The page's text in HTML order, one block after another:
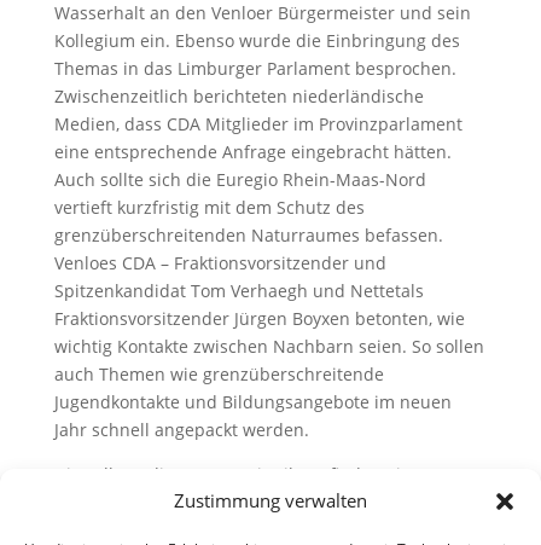
Zustimmung verwalten
Wasserhalt an den Venloer Bürgermeister und sein
Kollegium ein. Ebenso wurde die Einbringung des
Themas in das Limburger Parlament besprochen.
Zwischenzeitlich berichteten niederländische
Medien, dass CDA Mitglieder im Provinzparlament
eine entsprechende Anfrage eingebracht hätten.
Auch sollte sich die Euregio Rhein-Maas-Nord
vertieft kurzfristig mit dem Schutz des
grenzüberschreitenden Naturraumes befassen.
Venloes CDA – Fraktionsvorsitzender und
Spitzenkandidat Tom Verhaegh und Nettetals
Fraktionsvorsitzender Jürgen Boyxen betonten, wie
wichtig Kontakte zwischen Nachbarn seien. So sollen
auch Themen wie grenzüberschreitende
Jugendkontakte und Bildungsangebote im neuen
Jahr schnell angepackt werden.
Die vollständige Pressemitteilung finden Sie
Christdemokraten machen Politikspaziergang